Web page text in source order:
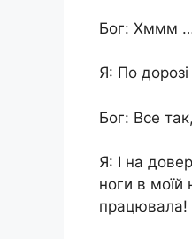
Бог: Хммм
Я: По дорозі
Бог: Все
Я: І на
ноги в моїй
працювала!